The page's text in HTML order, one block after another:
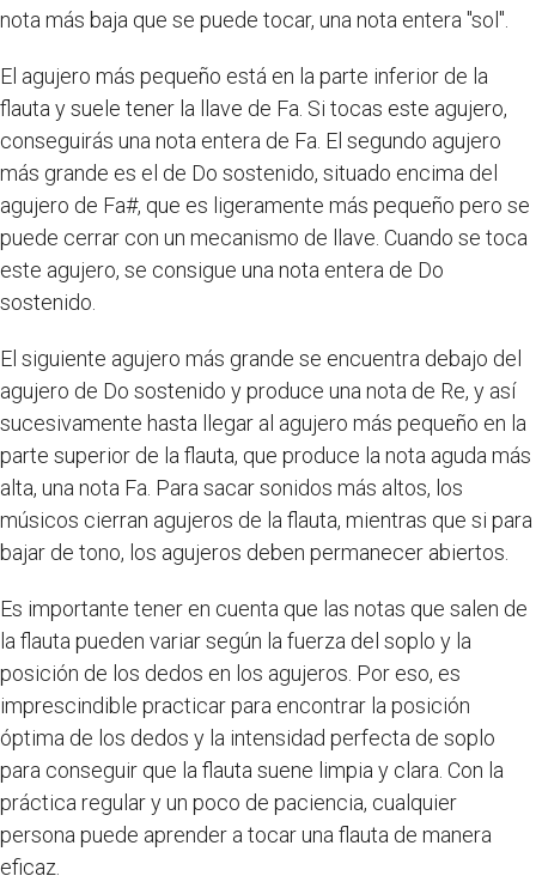
nota más baja que se puede tocar, una nota entera "sol".
El agujero más pequeño está en la parte inferior de la
flauta y suele tener la llave de Fa. Si tocas este agujero,
conseguirás una nota entera de Fa. El segundo agujero
más grande es el de Do sostenido, situado encima del
agujero de Fa#, que es ligeramente más pequeño pero se
puede cerrar con un mecanismo de llave. Cuando se toca
este agujero, se consigue una nota entera de Do
sostenido.
El siguiente agujero más grande se encuentra debajo del
agujero de Do sostenido y produce una nota de Re, y así
sucesivamente hasta llegar al agujero más pequeño en la
parte superior de la flauta, que produce la nota aguda más
alta, una nota Fa. Para sacar sonidos más altos, los
músicos cierran agujeros de la flauta, mientras que si para
bajar de tono, los agujeros deben permanecer abiertos.
Es importante tener en cuenta que las notas que salen de
la flauta pueden variar según la fuerza del soplo y la
posición de los dedos en los agujeros. Por eso, es
imprescindible practicar para encontrar la posición
óptima de los dedos y la intensidad perfecta de soplo
para conseguir que la flauta suene limpia y clara. Con la
práctica regular y un poco de paciencia, cualquier
persona puede aprender a tocar una flauta de manera
eficaz.